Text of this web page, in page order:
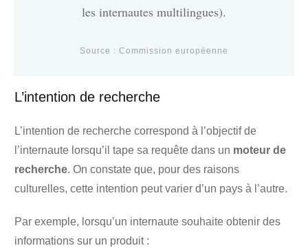
les internautes multilingues).
Source : Commission européenne
L’intention de recherche
L’intention de recherche correspond à l’objectif de
l’internaute lorsqu’il tape sa requête dans un moteur de
recherche. On constate que, pour des raisons
culturelles, cette intention peut varier d’un pays à l’autre.
Par exemple, lorsqu’un internaute souhaite obtenir des
informations sur un produit :